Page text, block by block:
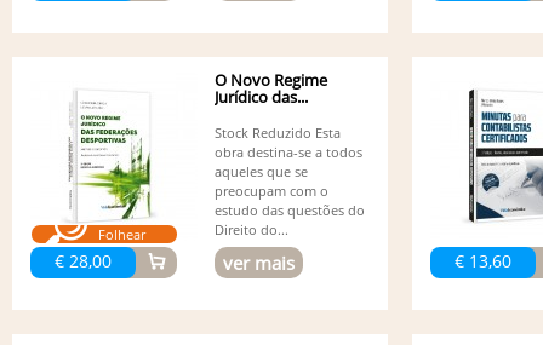
Folhear
€ 28,00
O Novo Regime
Jurídico das...
Stock Reduzido Esta
obra destina-se a todos
aqueles que se
preocupam com o
estudo das questões do
Direito do...
ver mais € 13,60